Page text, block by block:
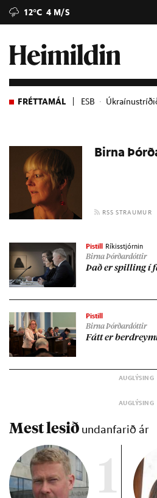
12°C 4 M/S
FRÉTTAMÁL ESB
Birna
RSS STRAUMUR
Pistill Ríkisstjórnin
Birna Þórðardóttir
Það er spill­ing í
Pistill
Birna Þórðardóttir
Fátt er
Mest lesið undanfarið ár
1